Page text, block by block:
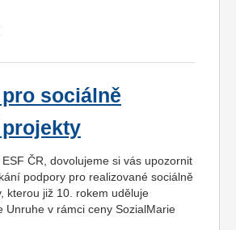
sociálně
ČR, dovolujeme si vás upozornit
podpory pro realizované sociálně
kterou již 10. rokem uděluje
Unruhe v rámci ceny SozialMarie